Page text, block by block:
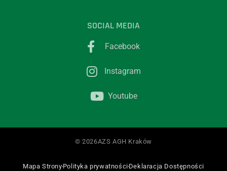
SOCIAL MEDIA
Facebook
Instagram
Youtube
© 2026AZS AGH Kraków
Mapa StronyPolityka prywatnościDeklaracja Dostępności